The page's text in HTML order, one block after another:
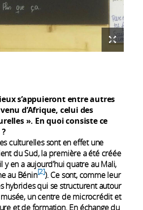
s’appuieront entre autres
d’Afrique, celui des
». En quoi consiste ce
culturelles sont en effet une
du Sud, la première a été créée
y en a aujourd’hui quatre au Mali,
au Bénin 2 ). Ce sont, comme leur
hybrides qui se structurent autour
un centre de microcrédit et
et de formation. En échange du